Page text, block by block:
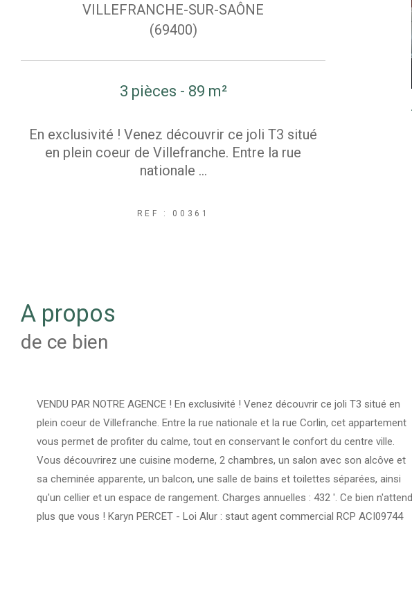
VILLEFRANCHE-SUR-SAÔNE
(69400)
3 pièces - 89 m²
En exclusivité ! Venez découvrir ce joli T3 situé
en plein coeur de Villefranche. Entre la rue
nationale ...
REF : 00361
a propos
de ce bien
VENDU PAR NOTRE AGENCE ! En exclusivité ! Venez découvrir ce joli T3 situé en
plein coeur de Villefranche. Entre la rue nationale et la rue Corlin, cet appartement
vous permet de profiter du calme, tout en conservant le confort du centre ville.
Vous découvrirez une cuisine moderne, 2 chambres, un salon avec son alcôve et
sa cheminée apparente, un balcon, une salle de bains et toilettes séparées, ainsi
qu'un cellier et un espace de rangement. Charges annuelles : 432 '. Ce bien n'attend
plus que vous ! Karyn PERCET - Loi Alur : staut agent commercial RCP ACI09744